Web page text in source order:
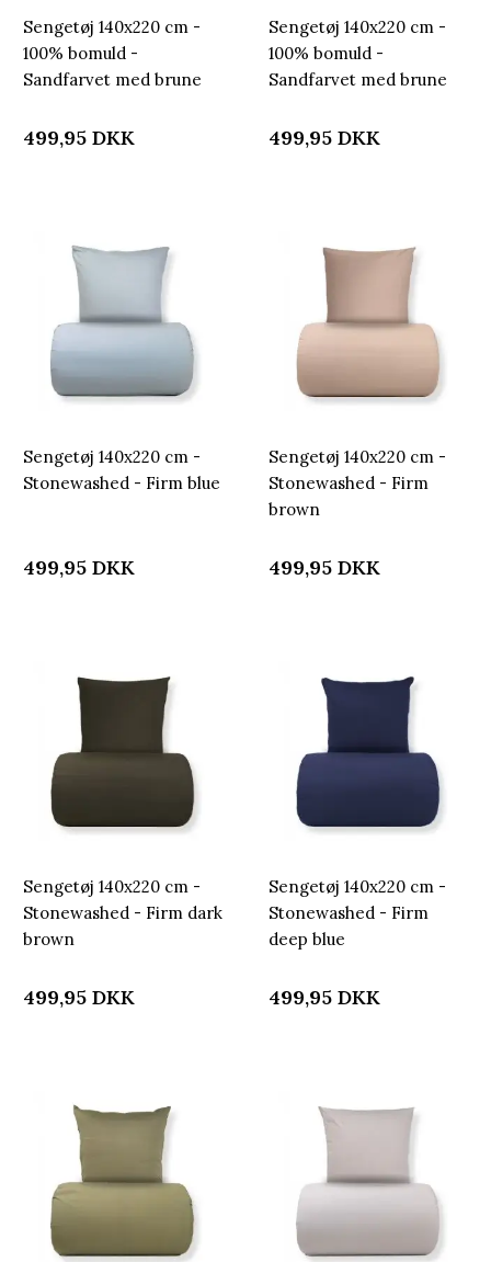
Sengetøj 140x220 cm -
100% bomuld -
Sandfarvet med brune
499,95 DKK
Sengetøj 140x220 cm -
100% bomuld -
Sandfarvet med brune
499,95 DKK
Sengetøj 140x220 cm -
Stonewashed - Firm blue
499,95 DKK
Sengetøj 140x220 cm -
Stonewashed - Firm
brown
499,95 DKK
Sengetøj 140x220 cm -
Stonewashed - Firm dark
brown
499,95 DKK
Sengetøj 140x220 cm -
Stonewashed - Firm
deep blue
499,95 DKK